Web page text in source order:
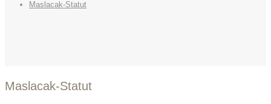
Maslacak-Statut
Maslacak-Statut